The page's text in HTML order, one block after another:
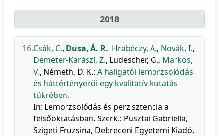
2018
16.Csók, C., Dusa, Á. R., Hrabéczy, A., Novák, I.,
Demeter-Karászi, Z., Ludescher, G., Markos,
V., Németh, D. K.: A hallgatói lemorzsolódás
és háttértényezői egy kvalitatív kutatás
tükrében.
In: Lemorzsolódás és perzisztencia a
felsőoktatásban. Szerk.: Pusztai Gabriella,
Szigeti Fruzsina, Debreceni Egyetemi Kiadó,